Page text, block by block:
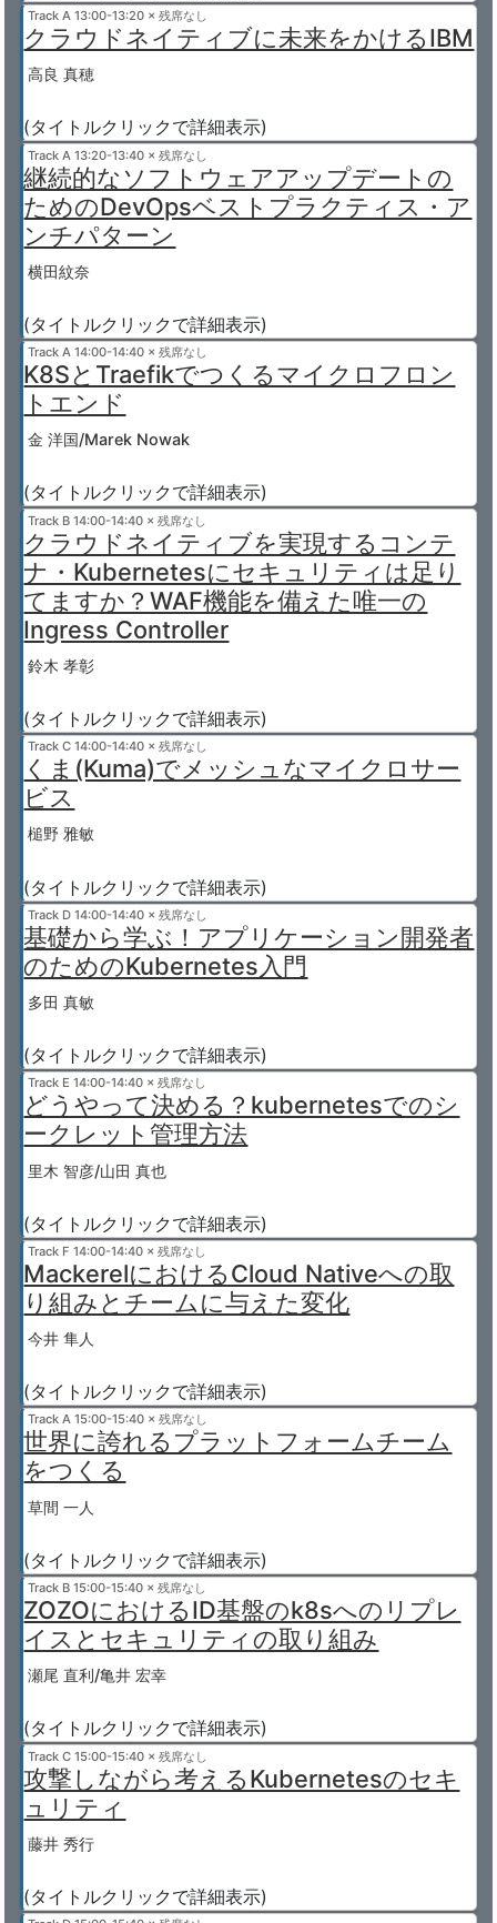
Track A 13:00-13:20 × 残席なし
クラウドネイティブに未来をかけるIBM
高良 真穂
(タイトルクリックで詳細表示)
Track A 13:20-13:40 × 残席なし
継続的なソフトウェアアップデートの
ためのDevOpsベストプラクティス・ア
ンチパターン
横田紋奈
(タイトルクリックで詳細表示)
Track A 14:00-14:40 × 残席なし
K8SとTraefikでつくるマイクロフロン
トエンド
金 洋国/Marek Nowak
(タイトルクリックで詳細表示)
Track B 14:00-14:40 × 残席なし
クラウドネイティブを実現するコンテ
ナ・Kubernetesにセキュリティは足り
てますか？WAF機能を備えた唯一の
Ingress Controller
鈴木 孝彰
(タイトルクリックで詳細表示)
Track C 14:00-14:40 × 残席なし
くま(Kuma)でメッシュなマイクロサー
ビス
槌野 雅敏
(タイトルクリックで詳細表示)
Track D 14:00-14:40 × 残席なし
基礎から学ぶ！アプリケーション開発者
のためのKubernetes入門
多田 真敏
(タイトルクリックで詳細表示)
Track E 14:00-14:40 × 残席なし
どうやって決める？kubernetesでのシ
ークレット管理方法
里木 智彦/山田 真也
(タイトルクリックで詳細表示)
Track F 14:00-14:40 × 残席なし
MackerelにおけるCloud Nativeへの取
り組みとチームに与えた変化
今井 隼人
(タイトルクリックで詳細表示)
Track A 15:00-15:40 × 残席なし
世界に誇れるプラットフォームチーム
をつくる
草間 一人
(タイトルクリックで詳細表示)
Track B 15:00-15:40 × 残席なし
ZOZOにおけるID基盤のk8sへのリプレ
イスとセキュリティの取り組み
瀬尾 直利/亀井 宏幸
(タイトルクリックで詳細表示)
Track C 15:00-15:40 × 残席なし
攻撃しながら考えるKubernetesのセキ
ュリティ
藤井 秀行
(タイトルクリックで詳細表示)